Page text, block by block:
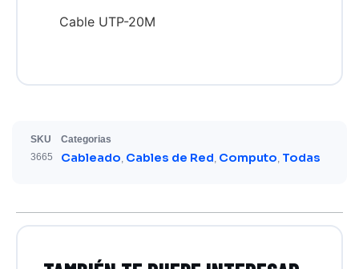
Cable UTP-20M
SKU
3665
Categorias
Cableado, Cables de Red, Computo, Todas